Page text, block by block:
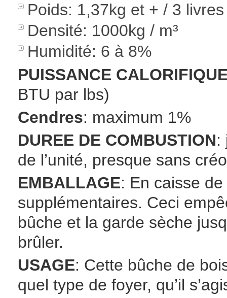
Poids: 1,37kg et + / 3
Densité: 1000kg / m³
Humidité: 6 à 8%
PUISSANCE
BTU par lbs)
Cendres: maximum 1%
DUREE DE COMBUSTION:
de l’unité, presque sans
EMBALLAGE: En caisse
supplémentaires. Ceci
bûche et la garde sèche
brûler.
USAGE: Cette bûche de
quel type de foyer, qu’il